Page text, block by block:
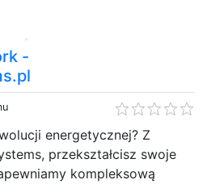
-
energetycznej? Z
przekształcisz swoje
kompleksową